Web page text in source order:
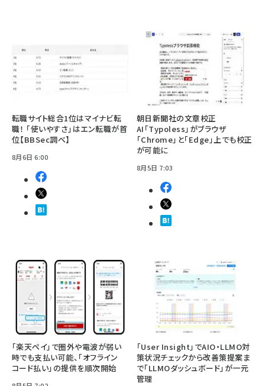
転職サイト総合1位はマイナビ転
職！ 「使いやすさ」はエン転職が首
位【BBSec調べ】
8月6日 6:00
朝日新聞社の文章校正
AI「Typoless」がブラウザ
「Chrome」と「Edge」上でも校正
が可能に
8月5日 7:03
「楽天ペイ」で圏外や電波が弱い
時でも支払い可能、「オフライン
コード払い」の提供を順次開始
「User Insight」でAIO・LLMO対
策状況チェックから改善策提案ま
で「LLMOダッシュボード」が一元
管理